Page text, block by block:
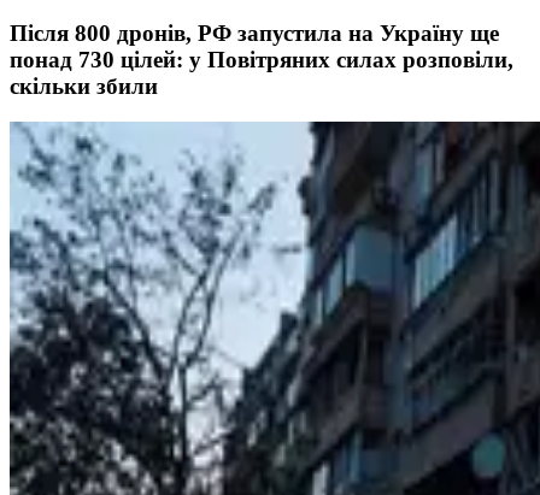
Після 800 дронів, РФ запустила на Україну ще
понад 730 цілей: у Повітряних силах розповіли,
скільки збили